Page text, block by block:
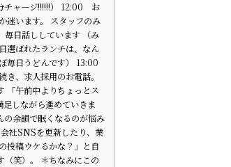
チャージ!!!!!!） 12:00 お
迷います。 スタッフのみ
毎日話ししています （み
選ばれたランチは、なん
毎日うどんです） 13:00
、求人採用のお電話。
「午前中よりちょっとス
しながら進めていきま
の余韻で眠くなるのが悩み
社SNSを更新したり、業
投稿ウケるかな？」と自
（笑）。 ＊ちなみにこの